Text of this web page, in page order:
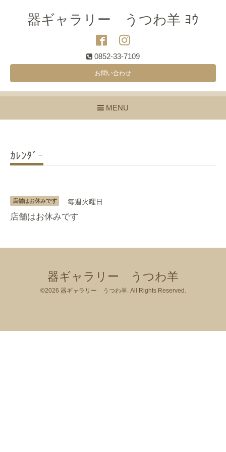
器ギャラリー うつわ羊 ﾖｳ
0852-33-7109
お問い合わせ
MENU
ｶﾚﾝﾀﾞｰ
店舗はお休みです 毎週火曜日
店舗はお休みです
器ギャラリー うつわ羊
©2026 器ギャラリー うつわ羊. All Rights Reserved.